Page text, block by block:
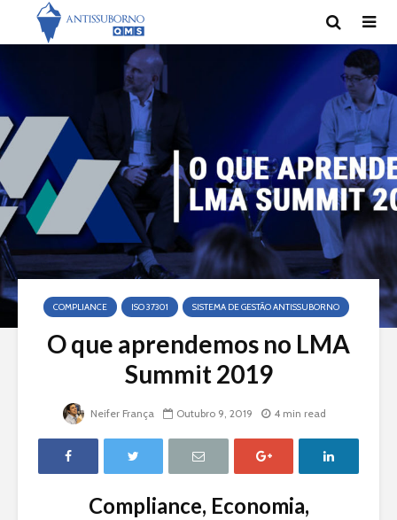
COMPLIANCE ISO 37301 SISTEMA DE GESTÃO ANTISSUBORNO
O que aprendemos no LMA
Summit 2019
Neifer França Outubro 9, 2019 4 min read
Compliance, Economia,